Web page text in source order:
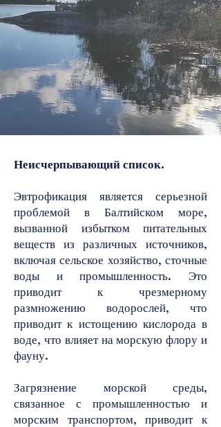
Неисчерпывающий список.
Эвтрофикация является серьезной
проблемой в Балтийском море,
вызванной избытком питательных
веществ из различных источников,
включая сельское хозяйство, сточные
воды и промышленность. Это
приводит к чрезмерному
размножению водорослей, что
приводит к истощению кислорода в
воде, что влияет на морскую флору и
фауну.
Загрязнение морской среды,
связанное с промышленностью и
морским транспортом, приводит к